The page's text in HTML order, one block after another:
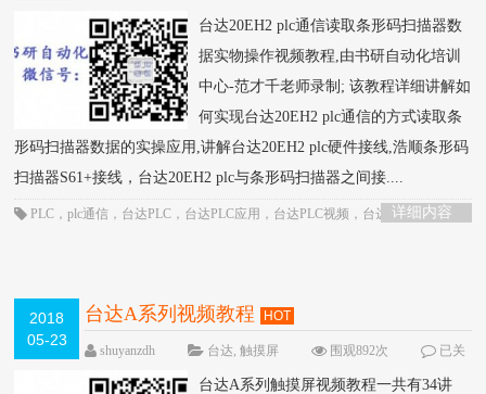
台达20EH2 plc通信读取条形码扫描器数
据实物操作视频教程,由书研自动化培训
中心-范才千老师录制; 该教程详细讲解如
何实现台达20EH2 plc通信的方式读取条
形码扫描器数据的实操应用,讲解台达20EH2 plc硬件接线,浩顺条形码
扫描器S61+接线，台达20EH2 plc与条形码扫描器之间接....
详细内容
PLC ，plc通信 ， 台达PLC ， 台达PLC应用 ， 台达PLC视频 ， 台达plc通信，条
2018
05-23
台达A系列视频教程 HOT
shuyanzdh 台达,触摸屏 围观892次
已关
台达A系列触摸屏视频教程一共有34讲